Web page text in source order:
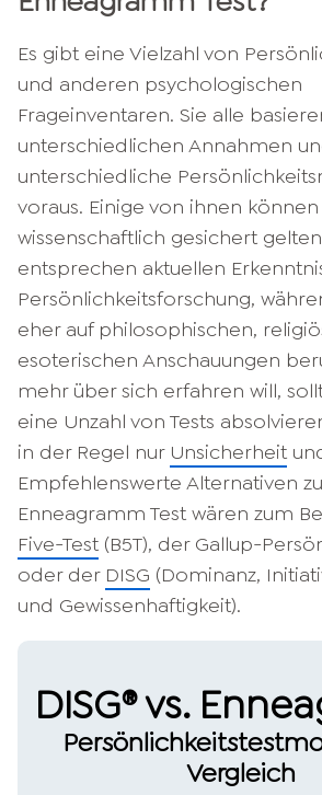
Es gibt eine Vielzahl von
und anderen psychologischen
Frageinventaren. Sie alle
unterschiedlichen Annahmen
unterschiedliche
voraus. Einige von ihnen können
wissenschaftlich gesichert
entsprechen aktuellen
Persönlichkeitsforschung,
eher auf philosophischen,
esoterischen Anschauungen
mehr über sich erfahren will,
eine Unzahl von Tests
in der Regel nur Unsicherheit
Empfehlenswerte Alternativen
Enneagramm ​Test wären zum
Five-Test (B5T), der Gallup-
oder der DISG (Dominanz,
und Gewissenhaftigkeit).
DISG® vs.
Vergleich